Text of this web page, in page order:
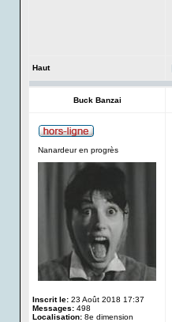
Haut
Buck Banzai
Nanardeur en progrès
Inscrit le: 23 Août 2018 17:37
Messages: 498
Localisation: 8e dimension